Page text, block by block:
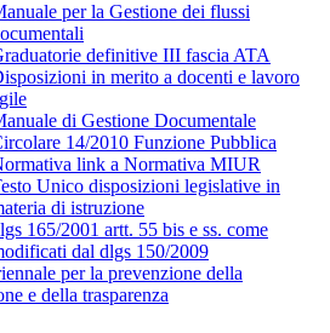
per la Gestione dei flussi
definitive III fascia ATA
in merito a docenti e lavoro
di Gestione Documentale
14/2010 Funzione Pubblica
link a Normativa MIUR
Unico disposizioni legislative in
di istruzione
165/2001 artt. 55 bis e ss. come
dal dlgs 150/2009
per la prevenzione della
e della trasparenza